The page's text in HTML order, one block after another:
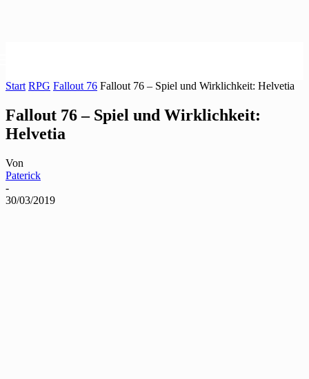
Start RPG Fallout 76 Fallout 76 – Spiel und Wirklichkeit: Helvetia
Fallout 76 – Spiel und Wirklichkeit:
Helvetia
Von
Paterick
-
30/03/2019